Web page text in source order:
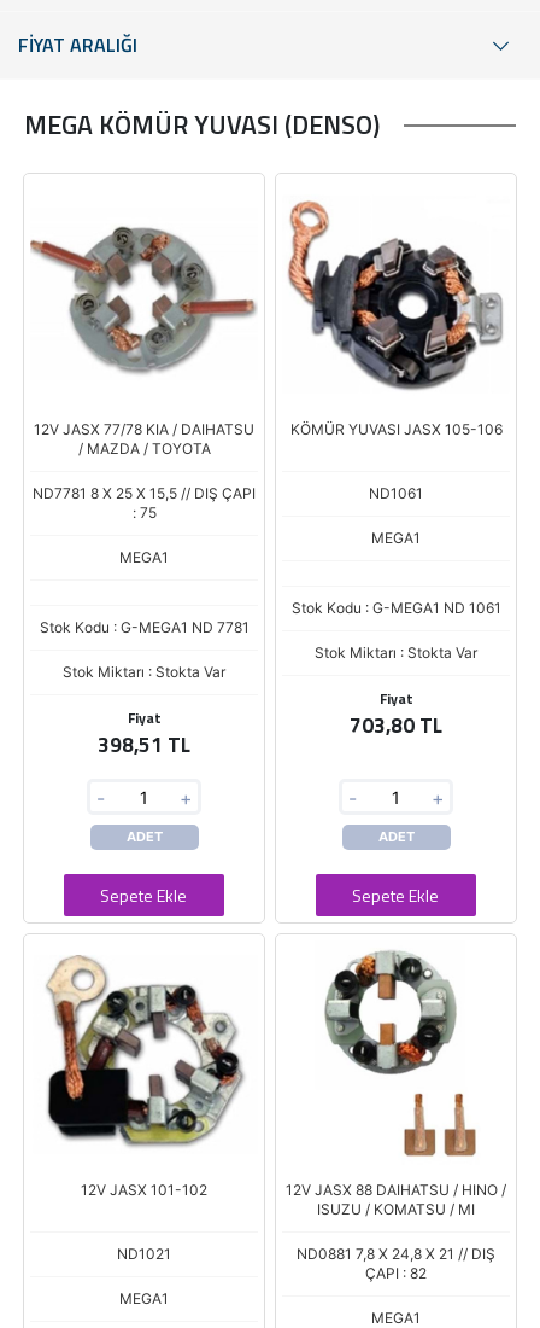
FİYAT ARALIĞI
MEGA KÖMÜR YUVASI (DENSO)
12V JASX 77/78 KIA / DAIHATSU
/ MAZDA / TOYOTA
ND7781 8 X 25 X 15,5 // DIŞ ÇAPI
: 75
MEGA1
Stok Kodu : G-MEGA1 ND 7781
Stok Miktarı : Stokta Var
Fiyat
398,51 TL
- +
ADET
Sepete Ekle
KÖMÜR YUVASI JASX 105-106
ND1061
MEGA1
Stok Kodu : G-MEGA1 ND 1061
Stok Miktarı : Stokta Var
Fiyat
703,80 TL
- +
ADET
Sepete Ekle
12V JASX 101-102
ND1021
MEGA1
12V JASX 88 DAIHATSU / HINO /
ISUZU / KOMATSU / MI
ND0881 7,8 X 24,8 X 21 // DIŞ
ÇAPI : 82
MEGA1